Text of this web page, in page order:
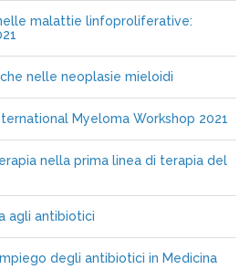
malattie linfoproliferative:
nelle neoplasie mieloidi
Myeloma Workshop 2021
nella prima linea di terapia del
agli antibiotici
degli antibiotici in Medicina